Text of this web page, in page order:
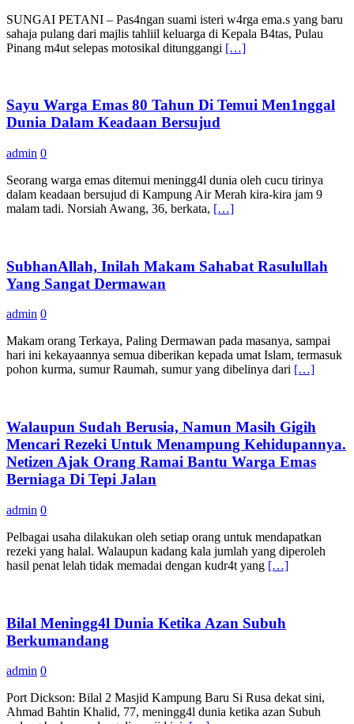
SUNGAI PETANI – Pas4ngan suami isteri w4rga ema.s yang baru
sahaja pulang dari majlis tahliil keluarga di Kepala B4tas, Pulau
Pinang m4ut selepas motosikal ditunggangi […]
Sayu Warga Emas 80 Tahun Di Temui Men1nggal
Dunia Dalam Keadaan Bersujud
admin 0
Seorang warga emas ditemui meningg4l dunia oleh cucu tirinya
dalam keadaan bersujud di Kampung Air Merah kira-kira jam 9
malam tadi. Norsiah Awang, 36, berkata, […]
SubhanAllah, Inilah Makam Sahabat Rasulullah
Yang Sangat Dermawan
admin 0
Makam orang Terkaya, Paling Dermawan pada masanya, sampai
hari ini kekayaannya semua diberikan kepada umat Islam, termasuk
pohon kurma, sumur Raumah, sumur yang dibelinya dari […]
Walaupun Sudah Berusia, Namun Masih Gigih
Mencari Rezeki Untuk Menampung Kehidupannya.
Netizen Ajak Orang Ramai Bantu Warga Emas
Berniaga Di Tepi Jalan
admin 0
Pelbagai usaha dilakukan oleh setiap orang untuk mendapatkan
rezeki yang halal. Walaupun kadang kala jumlah yang diperoleh
hasil penat lelah tidak memadai dengan kudr4t yang […]
Bilal Meningg4l Dunia Ketika Azan Subuh
Berkumandang
admin 0
Port Dickson: Bilal 2 Masjid Kampung Baru Si Rusa dekat sini,
Ahmad Bahtin Khalid, 77, meningg4l dunia ketika azan Subuh